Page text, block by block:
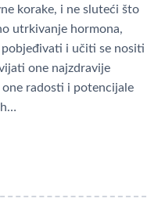
korake, i ne sluteći što
utrkivanje hormona,
i učiti se nositi
one najzdravije
radosti i potencijale